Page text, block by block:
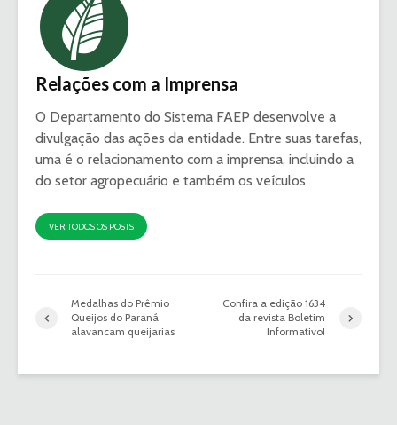
Relações com a Imprensa
O Departamento do Sistema FAEP desenvolve a
divulgação das ações da entidade. Entre suas tarefas,
uma é o relacionamento com a imprensa, incluindo a
do setor agropecuário e também os veículos
VER TODOS OS POSTS
Medalhas do Prêmio
Queijos do Paraná
alavancam queijarias
Confira a edição 1634
da revista Boletim
Informativo!